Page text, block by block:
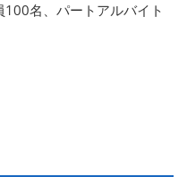
名、パートアルバイト